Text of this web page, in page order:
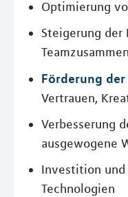
Optimierung
Steigerung
Förderung
Vertrauen,
Verbesserung
ausgewogene
Investition
Technologien